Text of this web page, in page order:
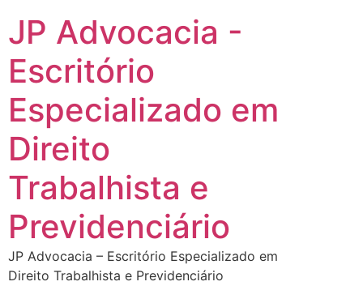
JP Advocacia -
Escritório
Especializado em
Direito
Trabalhista e
Previdenciário
JP Advocacia – Escritório Especializado em
Direito Trabalhista e Previdenciário